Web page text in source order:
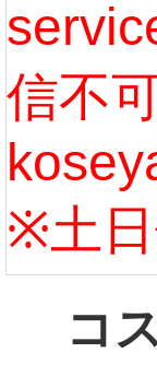
[more]
信不
※土
コ